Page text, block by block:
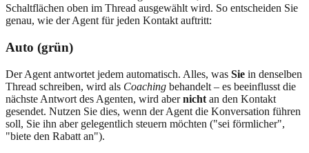
Schaltflächen oben im Thread ausgewählt wird. So entscheiden Sie
genau, wie der Agent für jeden Kontakt auftritt:
Auto (grün)
Der Agent antwortet jedem automatisch. Alles, was Sie in denselben
Thread schreiben, wird als Coaching behandelt – es beeinflusst die
nächste Antwort des Agenten, wird abernicht an den Kontakt
gesendet. Nutzen Sie dies, wenn der Agent die Konversation führen
soll, Sie ihn aber gelegentlich steuern möchten ("sei förmlicher",
"biete den Rabatt an").